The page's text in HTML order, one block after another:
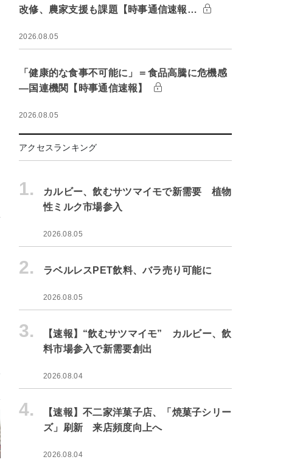
改修、農家支援も課題【時事通信速報…
2026.08.05
「健康的な食事不可能に」＝食品高騰に危機感
―国連機関【時事通信速報】
2026.08.05
アクセスランキング
1.
カルビー、飲むサツマイモで新需要 植物
性ミルク市場参入
2026.08.05
2. ラベルレスPET飲料、バラ売り可能に
2026.08.05
3.
【速報】“飲むサツマイモ” カルビー、飲
料市場参入で新需要創出
2026.08.04
4.
【速報】不二家洋菓子店、「焼菓子シリー
ズ」刷新 来店頻度向上へ
2026.08.04